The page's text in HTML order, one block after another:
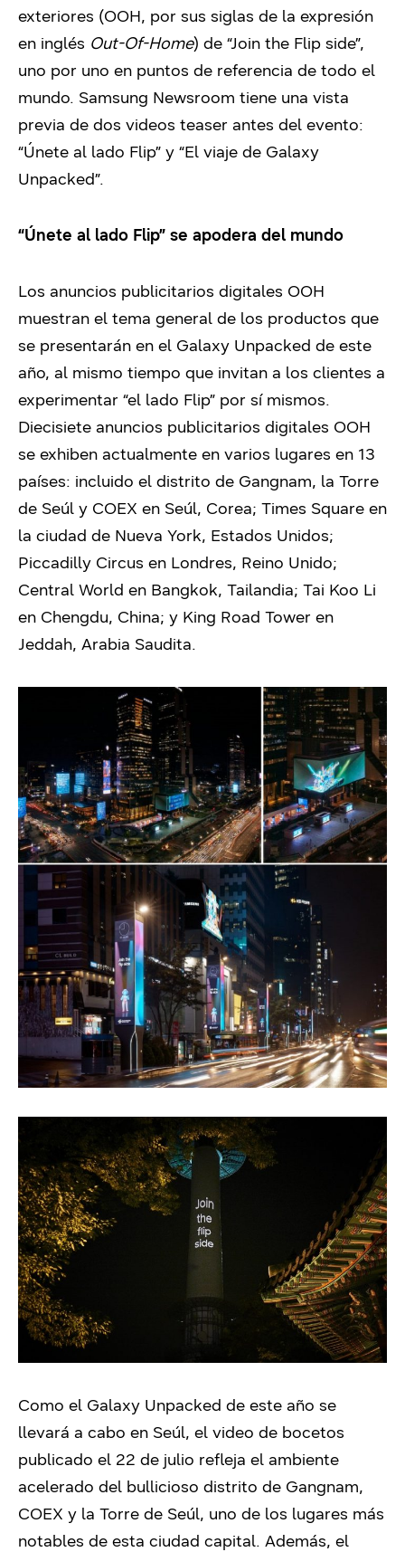
exteriores (OOH, por sus siglas de la expresión
en inglés Out-Of-Home) de “Join the Flip side”,
uno por uno en puntos de referencia de todo el
mundo. Samsung Newsroom tiene una vista
previa de dos videos teaser antes del evento:
“Únete al lado Flip” y “El viaje de Galaxy
Unpacked”.
“Únete al lado Flip” se apodera del mundo
Los anuncios publicitarios digitales OOH
muestran el tema general de los productos que
se presentarán en el Galaxy Unpacked de este
año, al mismo tiempo que invitan a los clientes a
experimentar “el lado Flip” por sí mismos.
Diecisiete anuncios publicitarios digitales OOH
se exhiben actualmente en varios lugares en 13
países: incluido el distrito de Gangnam, la Torre
de Seúl y COEX en Seúl, Corea; Times Square en
la ciudad de Nueva York, Estados Unidos;
Piccadilly Circus en Londres, Reino Unido;
Central World en Bangkok, Tailandia; Tai Koo Li
en Chengdu, China; y King Road Tower en
Jeddah, Arabia Saudita.
Como el Galaxy Unpacked de este año se
llevará a cabo en Seúl, el video de bocetos
publicado el 22 de julio refleja el ambiente
acelerado del bullicioso distrito de Gangnam,
COEX y la Torre de Seúl, uno de los lugares más
notables de esta ciudad capital. Además, el